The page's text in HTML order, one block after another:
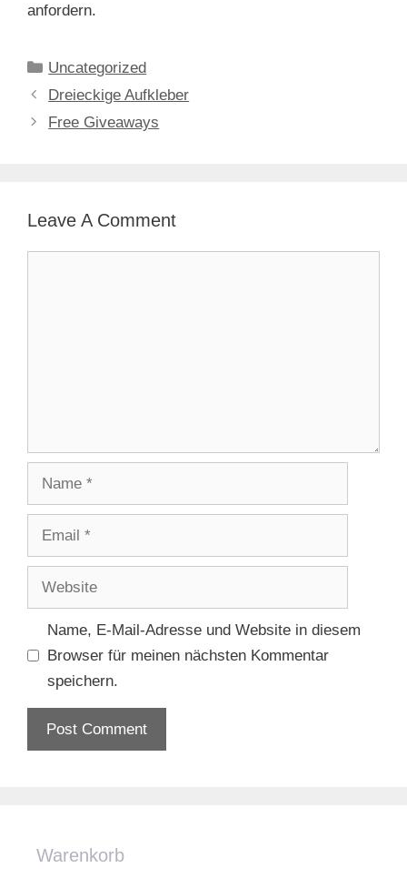
anfordern.
Categories
Uncategorized
Dreieckige Aufkleber
Free Giveaways
Leave A Comment
Name, E-Mail-Adresse und Website in diesem
Browser für meinen nächsten Kommentar
speichern.
Warenkorb